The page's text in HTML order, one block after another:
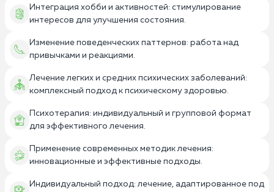
Интеграция хобби и активностей: стимулирование
интересов для улучшения состояния.
Изменение поведенческих паттернов: работа над
привычками и реакциями.
Лечение легких и средних психических заболеваний:
комплексный подход к психическому здоровью.
Психотерапия: индивидуальный и групповой формат
для эффективного лечения.
Применение современных методик лечения:
инновационные и эффективные подходы.
Индивидуальный подход: лечение, адаптированное под